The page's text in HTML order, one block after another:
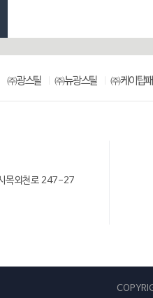
㈜광스틸 ㈜뉴광스틸 ㈜케이탑
목외천로 247-27